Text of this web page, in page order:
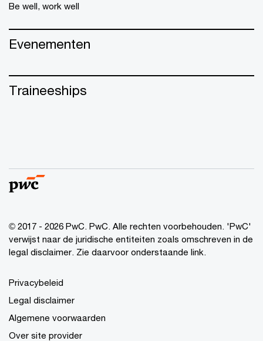
Be well, work well
Evenementen
Traineeships
© 2017 - 2026 PwC. PwC. Alle rechten voorbehouden. 'PwC'
verwijst naar de juridische entiteiten zoals omschreven in de
legal disclaimer. Zie daarvoor onderstaande link.
Privacybeleid
Legal disclaimer
Algemene voorwaarden
Over site provider